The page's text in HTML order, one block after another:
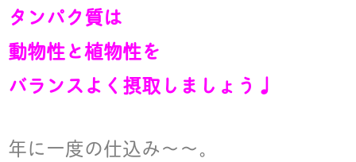
タンパク質は
動物性と植物性を
バランスよく摂取しましょう♩
年に一度の仕込み〜〜。